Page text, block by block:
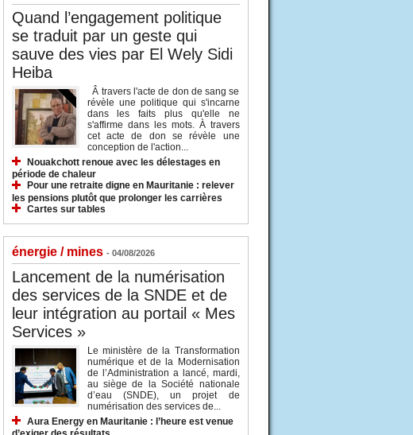
Quand l’engagement politique
se traduit par un geste qui
sauve des vies par El Wely Sidi
Heiba
Â travers l'acte de don de sang se
révèle une politique qui s'incarne
dans les faits plus qu'elle ne
s'affirme dans les mots. À travers
cet acte de don se révèle une
conception de l'action...
Nouakchott renoue avec les délestages en
période de chaleur
Pour une retraite digne en Mauritanie : relever
les pensions plutôt que prolonger les carrières
Cartes sur tables
énergie / mines - 04/08/2026
Lancement de la numérisation
des services de la SNDE et de
leur intégration au portail « Mes
Services »
Le ministère de la Transformation
numérique et de la Modernisation
de l’Administration a lancé, mardi,
au siège de la Société nationale
d’eau (SNDE), un projet de
numérisation des services de...
Aura Energy en Mauritanie : l’heure est venue